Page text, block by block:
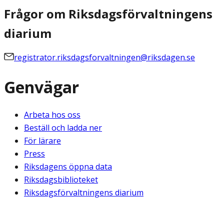
Frågor om Riksdagsförvaltningens
diarium
registrator.riksdagsforvaltningen@riksdagen.se
Genvägar
Arbeta hos oss
Beställ och ladda ner
För lärare
Press
Riksdagens öppna data
Riksdagsbiblioteket
Riksdagsförvaltningens diarium